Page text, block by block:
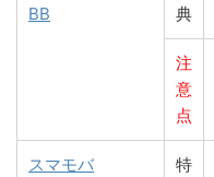
BB
典
注
意
点
スマモバ
特